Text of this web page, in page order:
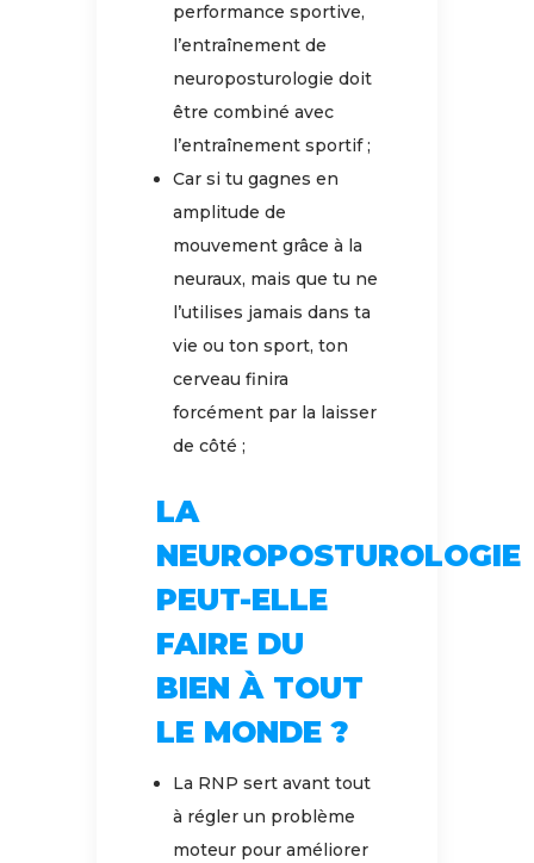
performance sportive,
l’entraînement de
neuroposturologie doit
être combiné avec
l’entraînement sportif ;
Car si tu gagnes en
amplitude de
mouvement grâce à la
neuraux, mais que tu ne
l’utilises jamais dans ta
vie ou ton sport, ton
cerveau finira
forcément par la laisser
de côté ;
LA
NEUROPOSTUROLOGIE
PEUT-ELLE
FAIRE DU
BIEN À TOUT
LE MONDE ?
La RNP sert avant tout
à régler un problème
moteur pour améliorer